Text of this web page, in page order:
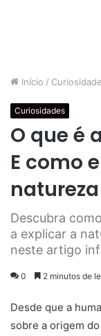
Início /
Curiosidades
O que é
E como
Descubra
a explicar a
neste artigo
0 2 minutos de
Desde que a
sobre a origem